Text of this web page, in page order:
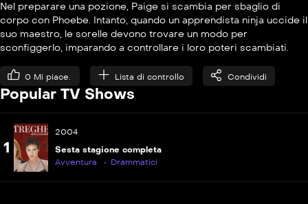
S04E10
Il passato di Paige
S04E11
Il verdetto
S04E12
L&#8217;incendiario
S04E13
Lo scrigno
Nel preparare una pozione, Paige si scambia per sbaglio di
corpo con Phoebe. Intanto, quando un apprendista ninja uccide il
suo maestro, le sorelle devono trovare un modo per
sconfiggerlo, imparando a controllare i loro poteri scambiati.
0 Mi piace. Lista di controllo Condividi
Popular TV Shows
1
2004
Sesta stagione completa
Avventura
Drammatici